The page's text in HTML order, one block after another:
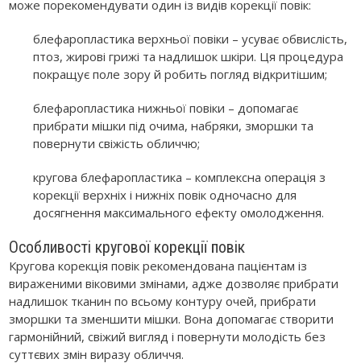
може порекомендувати один із видів корекції повік:
блефаропластика верхньої повіки – усуває обвислість,
птоз, жирові грижі та надлишок шкіри. Ця процедура
покращує поле зору й робить погляд відкритішим;
блефаропластика нижньої повіки – допомагає
прибрати мішки під очима, набряки, зморшки та
повернути свіжість обличчю;
кругова блефаропластика – комплексна операція з
корекції верхніх і нижніх повік одночасно для
досягнення максимального ефекту омолодження.
Особливості кругової корекції повік
Кругова корекція повік рекомендована пацієнтам із
вираженими віковими змінами, адже дозволяє прибрати
надлишок тканин по всьому контуру очей, прибрати
зморшки та зменшити мішки. Вона допомагає створити
гармонійний, свіжий вигляд і повернути молодість без
суттєвих змін виразу обличчя.